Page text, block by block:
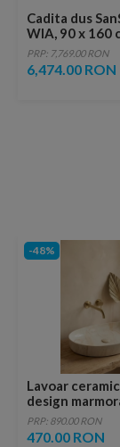
Cadita dus
WIA, 90 x 160
marmura
PRP: 7,769.00 RON
6,474.00 RON
-48%
Lavoar
design
lucios cu vene
ventil inclus
PRP: 890.00 RON
470.00 RON